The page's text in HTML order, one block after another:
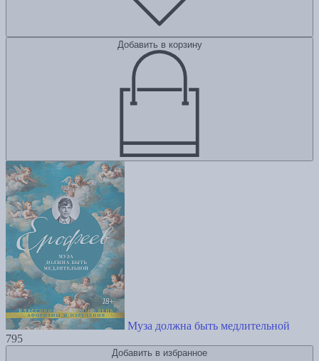
Добавить в корзину
Муза должна быть медлительной
795
Добавить в избранное